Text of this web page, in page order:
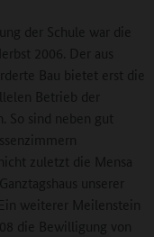
der Schule war die
2006. Der aus
Bau bietet erst die
Betrieb der
So sind neben gut
zuletzt die Mensa
unserer
weiterer Meilenstein
die Bewilligung von